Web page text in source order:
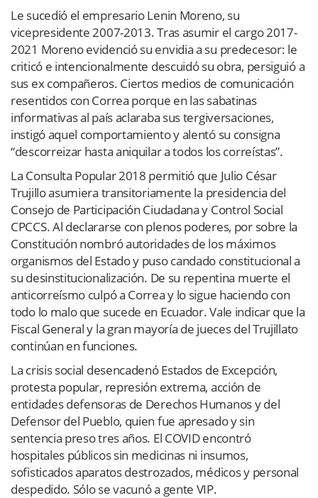
Le sucedió el empresario Lenin Moreno, su
vicepresidente 2007-2013. Tras asumir el cargo 2017-
2021 Moreno evidenció su envidia a su predecesor: le
criticó e intencionalmente descuidó su obra, persiguió a
sus ex compañeros. Ciertos medios de comunicación
resentidos con Correa porque en las sabatinas
informativas al país aclaraba sus tergiversaciones,
instigó aquel comportamiento y alentó su consigna
“descorreizar hasta aniquilar a todos los correístas”.
La Consulta Popular 2018 permitió que Julio César
Trujillo asumiera transitoriamente la presidencia del
Consejo de Participación Ciudadana y Control Social
CPCCS. Al declararse con plenos poderes, por sobre la
Constitución nombró autoridades de los máximos
organismos del Estado y puso candado constitucional a
su desinstitucionalización. De su repentina muerte el
anticorreísmo culpó a Correa y lo sigue haciendo con
todo lo malo que sucede en Ecuador. Vale indicar que la
Fiscal General y la gran mayoría de jueces del Trujillato
continúan en funciones.
La crisis social desencadenó Estados de Excepción,
protesta popular, represión extrema, acción de
entidades defensoras de Derechos Humanos y del
Defensor del Pueblo, quien fue apresado y sin
sentencia preso tres años. El COVID encontró
hospitales públicos sin medicinas ni insumos,
sofisticados aparatos destrozados, médicos y personal
despedido. Sólo se vacunó a gente VIP.